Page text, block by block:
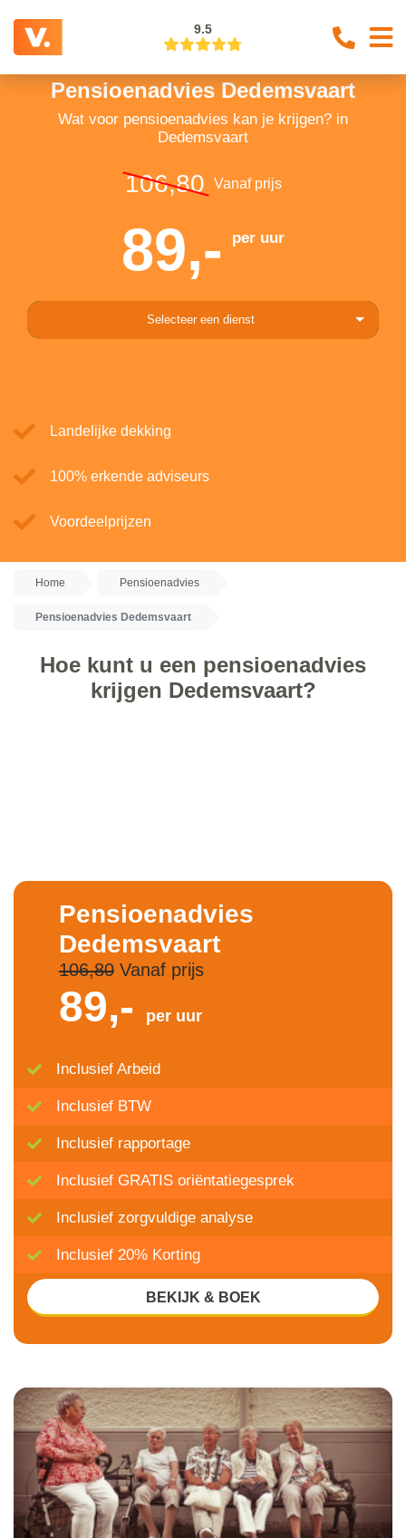
9.5
Pensioenadvies Dedemsvaart
Wat voor pensioenadvies kan je krijgen? in
Dedemsvaart
106,80 Vanaf prijs
89,- per uur
Selecteer een dienst
Landelijke dekking
100% erkende adviseurs
Voordeelprijzen
Home Pensioenadvies
Pensioenadvies Dedemsvaart
Hoe kunt u een pensioenadvies
krijgen Dedemsvaart?
Pensioenadvies
Dedemsvaart
106,80Vanaf prijs
89,- per uur
Inclusief Arbeid
Inclusief BTW
Inclusief rapportage
Inclusief GRATIS oriëntatiegesprek
Inclusief zorgvuldige analyse
Inclusief 20% Korting
BEKIJK & BOEK